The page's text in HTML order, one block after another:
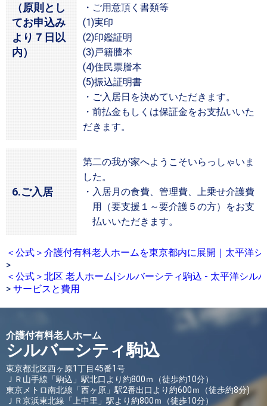
（原則とし
てお申込み
より７日以
内）
・ご用意頂く書類等
(1)実印
(2)印鑑証明
(3)戸籍謄本
(4)住民票謄本
(5)振込証明書
・ご入居日を決めていただきます。
・前払金もしくは保証金をお支払いいた
だきます。
6.ご入居
第二の我が家へようこそいらっしゃいま
した。
・入居月の食費、管理費、上乗せ介護費
用（要支援１～要介護５の方）をお支
払いいただきます。
＜公式＞介護付有料老人ホームを東京都内に展開｜太平洋
>
＜公式＞北区 老人ホーム|シルバーシティ駒込 - 太平洋シル
> サービスと費用
介護付有料老人ホーム
シルバーシティ駒込
東京都北区西ヶ原1丁目45番1号
ＪＲ山手線「駒込」駅北口より約800ｍ（徒歩約10分）
東京メトロ南北線「西ヶ原」駅2番出口より約600ｍ（徒歩約8分)
ＪＲ京浜東北線「上中里」駅より約800ｍ（徒歩10分）